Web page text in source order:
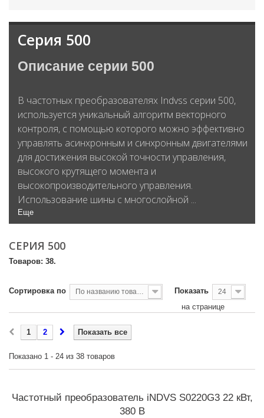
Серия 500
Описание серии 500
В частотных преобразователях Indvss серии 500,
используется уникальный алгоритм векторного
контроля, с помощью которого можно эффективно
управлять асинхронным и синхронным двигателями
для достижения высокой точности управления,
высокого крутящего момента и
высокопроизводительного управления.
Использование шины с многослойной ...
Еще
СЕРИЯ 500
Товаров: 38.
Сортировка по По названию товара, от А до Я Показать 24
на странице
Показать все
1 2
Показано 1 - 24 из 38 товаров
Частотный преобразователь iNDVS S0220G3 22 кВт,
380 В